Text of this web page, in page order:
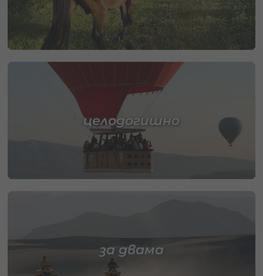
целодогишно
за двама